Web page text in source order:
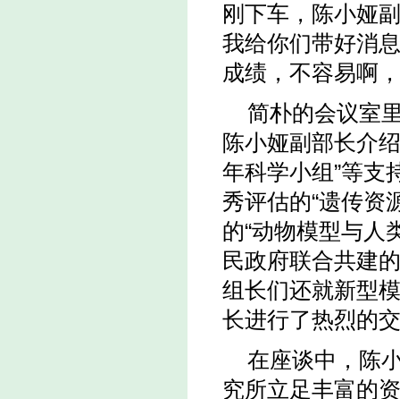
刚下车，陈小娅
我给你们带好消
成绩，不容易啊
简朴的会议室
陈小娅副部长介
年科学小组”等支
秀评估的“遗传资
的“动物模型与人
民政府联合共建
组长们还就新型
长进行了热烈的
在座谈中，陈
究所立足丰富的